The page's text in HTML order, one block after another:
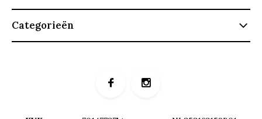
Categorieën